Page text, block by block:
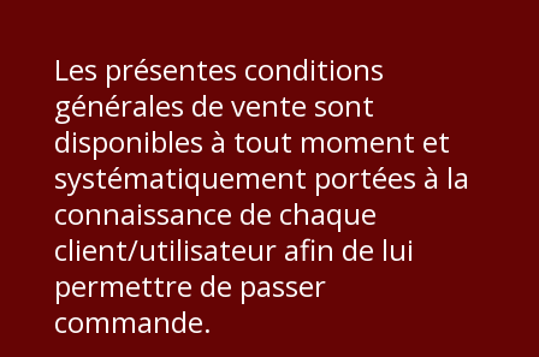
Les présentes conditions
générales de vente sont
disponibles à tout moment et
systématiquement portées à la
connaissance de chaque
client/utilisateur afin de lui
permettre de passer
commande.